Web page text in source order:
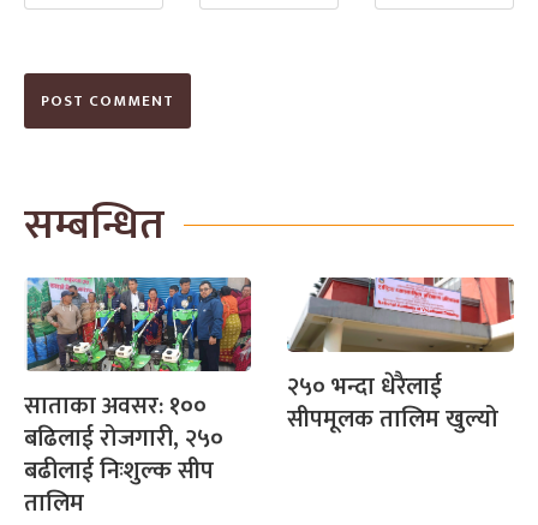
सम्बन्धित
साताका अवसर: १००
बढिलाई रोजगारी, २५०
बढीलाई निःशुल्क सीप
तालिम
२५० भन्दा धेरैलाई
सीपमूलक तालिम खुल्यो